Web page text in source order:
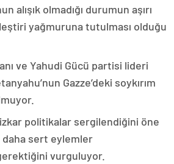
alışık olmadığı durumun aşırı
yağmuruna tutulması olduğu
ve Yahudi Gücü partisi lideri
Gazze’deki soykırım
politikalar sergilendiğini öne
sert eylemler
vurguluyor.